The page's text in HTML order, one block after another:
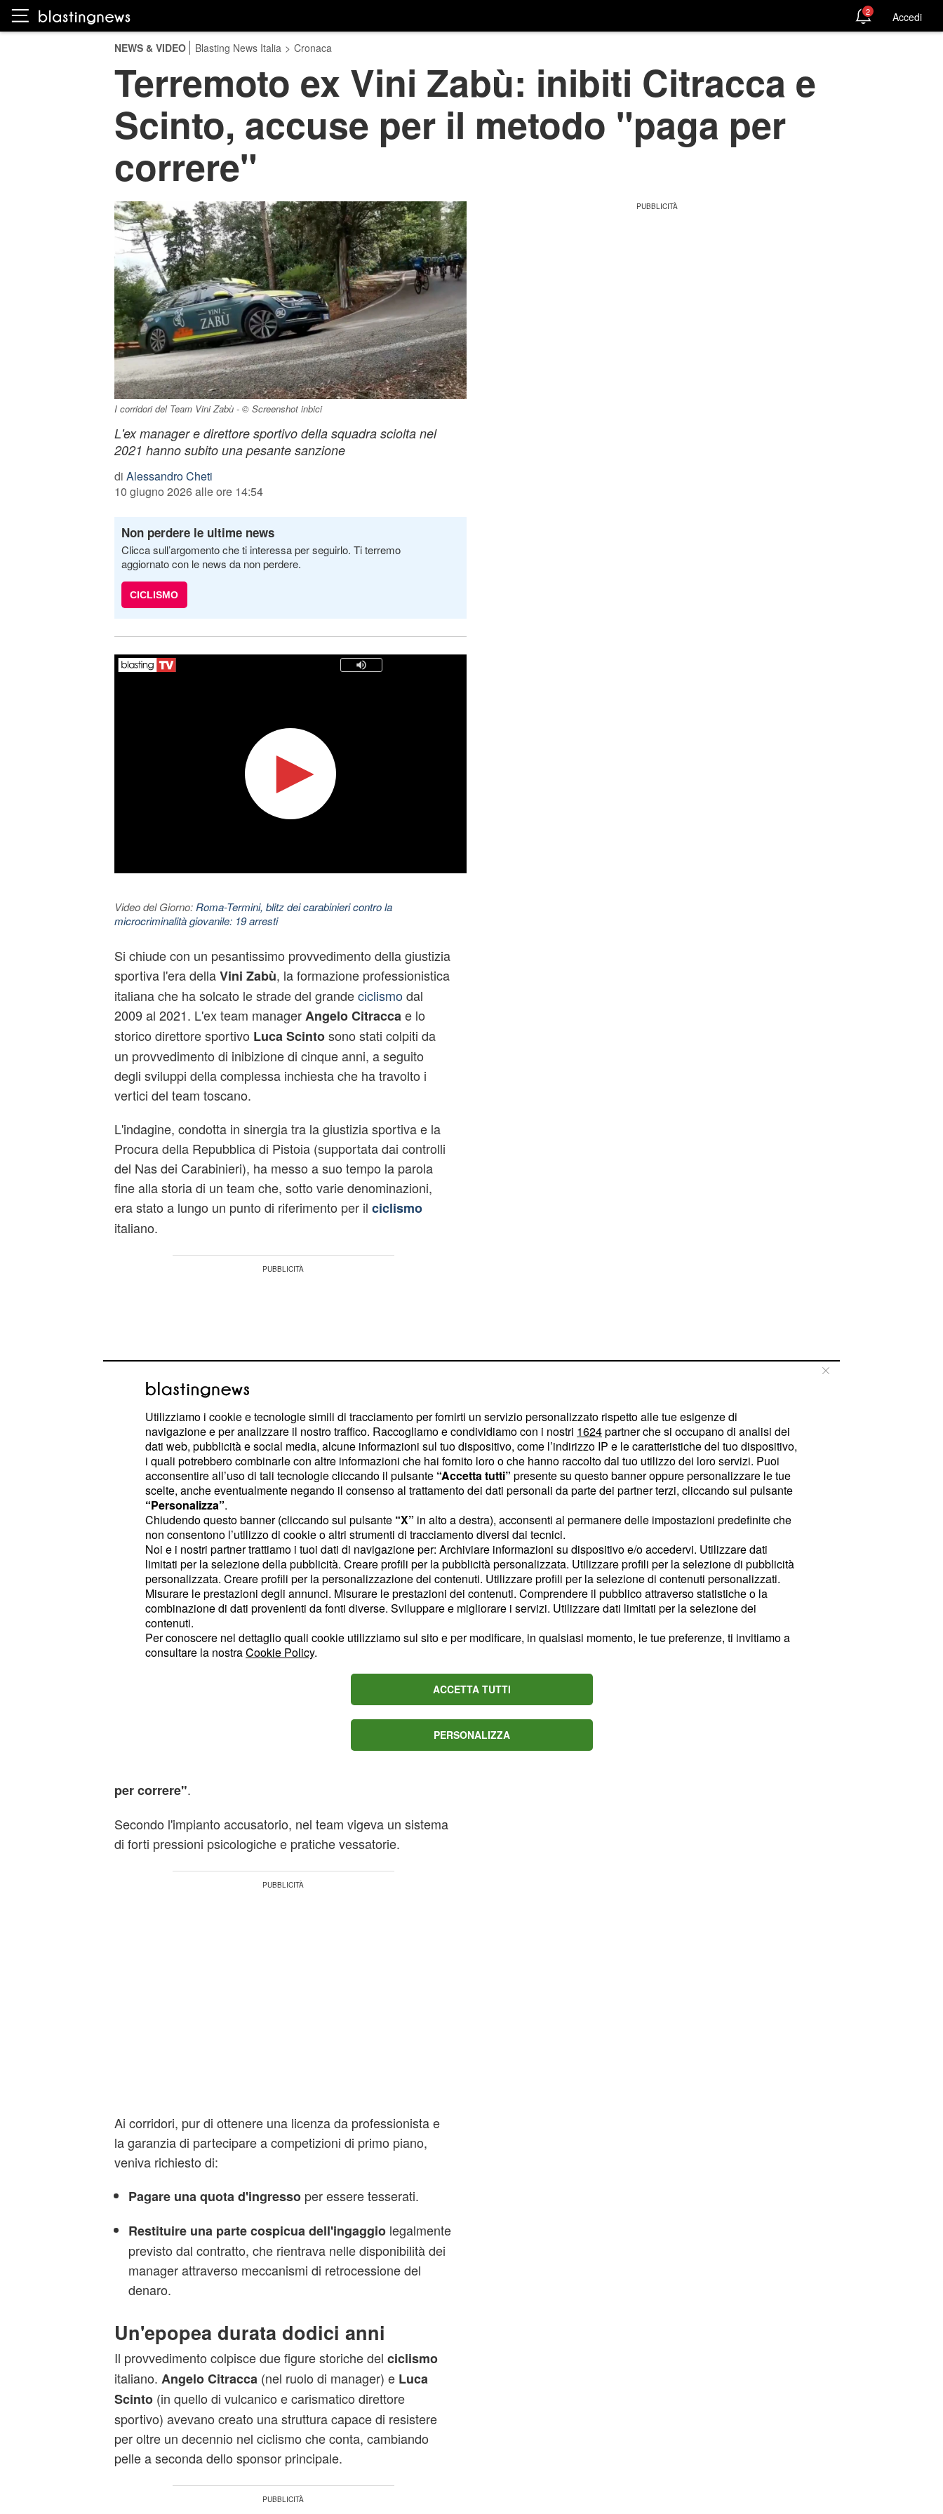
2 Accedi
NEWS & VIDEO Blasting News Italia > Cronaca
Terremoto ex Vini Zabù: inibiti Citracca e
Scinto, accuse per il metodo "paga per
correre"
I corridori del Team Vini Zabù - © Screenshot inbici
L'ex manager e direttore sportivo della squadra sciolta nel
2021 hanno subito una pesante sanzione
di Alessandro Cheti
10 giugno 2026 alle ore 14:54
Non perdere le ultime news
Clicca sull’argomento che ti interessa per seguirlo. Ti terremo
aggiornato con le news da non perdere.
CICLISMO
Video del Giorno: Roma-Termini, blitz dei carabinieri contro la
microcriminalità giovanile: 19 arresti
Si chiude con un pesantissimo provvedimento della giustizia
sportiva l'era dellaVini Zabù, la formazione professionistica
italiana che ha solcato le strade del grandeciclismodal
2009 al 2021. L'ex team managerAngelo Citracca e lo
storico direttore sportivo Luca Scintosono stati colpiti da
un provvedimento di inibizione di cinque anni, a seguito
degli sviluppi della complessa inchiesta che ha travolto i
vertici del team toscano.
L'indagine, condotta in sinergia tra la giustizia sportiva e la
Procura della Repubblica di Pistoia (supportata dai controlli
del Nas dei Carabinieri), ha messo a suo tempo la parola
fine alla storia di un team che, sotto varie denominazioni,
era stato a lungo un punto di riferimento per il ciclismo
italiano.
Dal caso De Bonis al "paga per
correre"
La tempesta era iniziata ufficialmente nella primavera del
2021, quando il corridoreMatteo De Bonisera risultato
positivo all'EPO in un controllo a sorpresa. Quell'episodio
portò all'autosospensione immediata della squadra, che fu
costretta a rinunciare al Giro d'Italia di quell'anno.
Tuttavia, quello che sembrava l'ennesimo, isolato caso di
doping si è trasformato in un vero e proprio vaso di Pandora.
Gli inquirenti, scavando nelle dinamiche interne alla squadra
internazionali, hanno scoperchiato un secondo e ben più
per correre".
Secondo l'impianto accusatorio, nel team vigeva un sistema
di forti pressioni psicologiche e pratiche vessatorie.
Ai corridori, pur di ottenere una licenza da professionista e
la garanzia di partecipare a competizioni di primo piano,
veniva richiesto di:
Pagare una quota d'ingressoper essere tesserati.
Restituire una parte cospicua dell'ingaggiolegalmente
previsto dal contratto, che rientrava nelle disponibilità dei
manager attraverso meccanismi di retrocessione del
denaro.
Un'epopea durata dodici anni
Il provvedimento colpisce due figure storiche del ciclismo
italiano. Angelo Citracca (nel ruolo di manager) e Luca
Scinto(in quello di vulcanico e carismatico direttore
sportivo) avevano creato una struttura capace di resistere
per oltre un decennio nel ciclismo che conta, cambiando
pelle a seconda dello sponsor principale.
Utilizziamo i cookie e tecnologie simili di tracciamento per fornirti un servizio personalizzato rispetto alle tue esigenze di
navigazione e per analizzare il nostro traffico. Raccogliamo e condividiamo con i nostri 1624partner che si occupano di analisi dei
dati web, pubblicità e social media, alcune informazioni sul tuo dispositivo, come l’indirizzo IP e le caratteristiche del tuo dispositivo,
i quali potrebbero combinarle con altre informazioni che hai fornito loro o che hanno raccolto dal tuo utilizzo dei loro servizi. Puoi
acconsentire all’uso di tali tecnologie cliccando il pulsante “Accetta tutti” presente su questo banner oppure personalizzare le tue
scelte, anche eventualmente negando il consenso al trattamento dei dati personali da parte dei partner terzi, cliccando sul pulsante
“Personalizza”.
Chiudendo questo banner (cliccando sul pulsante “X” in alto a destra), acconsenti al permanere delle impostazioni predefinite che
non consentono l’utilizzo di cookie o altri strumenti di tracciamento diversi dai tecnici.
Noi e i nostri partner trattiamo i tuoi dati di navigazione per: Archiviare informazioni su dispositivo e/o accedervi. Utilizzare dati
limitati per la selezione della pubblicità. Creare profili per la pubblicità personalizzata. Utilizzare profili per la selezione di pubblicità
personalizzata. Creare profili per la personalizzazione dei contenuti. Utilizzare profili per la selezione di contenuti personalizzati.
Misurare le prestazioni degli annunci. Misurare le prestazioni dei contenuti. Comprendere il pubblico attraverso statistiche o la
combinazione di dati provenienti da fonti diverse. Sviluppare e migliorare i servizi. Utilizzare dati limitati per la selezione dei
contenuti.
Per conoscere nel dettaglio quali cookie utilizziamo sul sito e per modificare, in qualsiasi momento, le tue preferenze, ti invitiamo a
consultare la nostraCookie Policy.
ACCETTA TUTTI
PERSONALIZZA